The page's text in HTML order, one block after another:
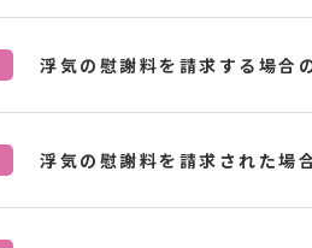
浮気の慰謝料を請求する場合
浮気の慰謝料を請求された場